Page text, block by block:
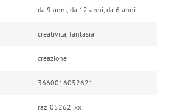
da 9 anni, da 12 anni, da 6 anni
creatività, fantasia
creazione
3660016052621
raz_05262_xx